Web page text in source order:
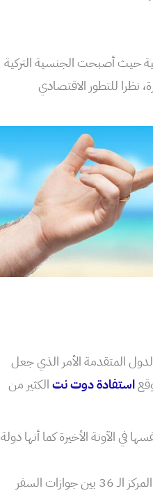
حيث أصبحت الجنسية التركية
نظرا للتطور الاقتصادي
المتقدمة الأمر الذي جعل
استفادة دوت نتالكثير من
في الآونة الأخيرة كما أنها دولة
ّأصبح جواز السفر التركي يحتل مكانة كبيرة إلى جانب أنه حصل على المركز الـ 36 بين جوازات السفر